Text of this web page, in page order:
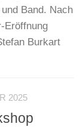
Band. Nach
Eröffnung
Burkart
2025